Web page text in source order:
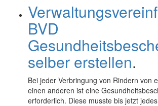
BVD
selber erstellen.
Bei jeder Verbringung von Rindern von
einen anderen ist eine
erforderlich. Diese musste bis jetzt